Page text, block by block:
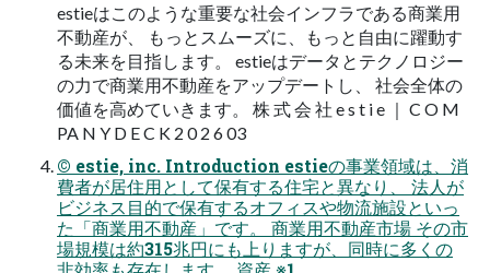
estieはこのような重要な社会インフラである商業用
不動産が、 もっとスムーズに、もっと自由に躍動す
る未来を目指します。 estieはデータとテクノロジー
の力で商業用不動産をアップデートし、 社会全体の
価値を高めていきます。 株 式 会 社 e s t i e ｜ C O M
PA N Y D E C K 2 0 2 6 03
© estie, inc. Introduction estieの事業領域は、消
費者が居住用として保有する住宅と異なり、 法人が
ビジネス目的で保有するオフィスや物流施設といっ
た「商業用不動産」です。 商業用不動産市場 その市
場規模は約315兆円にも上りますが、同時に多くの